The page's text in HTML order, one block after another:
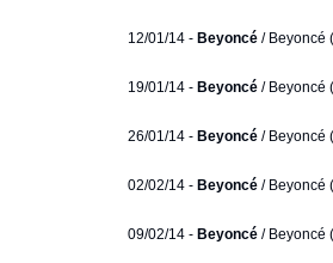
12/01/14 - Beyoncé / Beyoncé
19/01/14 - Beyoncé / Beyoncé
26/01/14 - Beyoncé / Beyoncé
02/02/14 - Beyoncé / Beyoncé
09/02/14 - Beyoncé / Beyoncé